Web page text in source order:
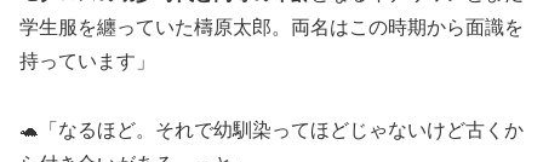
学生服を纏っていた檮原太郎。両名はこの時期から面識を
持っています」
🐢「なるほど。それで幼馴染ってほどじゃないけど古くか